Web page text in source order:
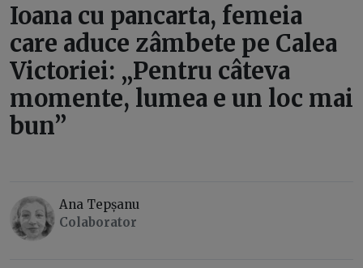
Ioana cu pancarta, femeia
care aduce zâmbete pe Calea
Victoriei: „Pentru câteva
momente, lumea e un loc mai
bun”
Ana Tepșanu
Colaborator